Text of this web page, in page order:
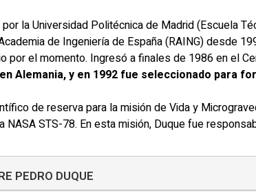
la Universidad Politécnica de Madrid (Escuela
de Ingeniería de España (RAING) desde
por el momento. Ingresó a finales de 1986 en el
Alemania, y en 1992 fue seleccionado para
de reserva para la misión de Vida y
STS-78. En esta misión, Duque fue
PEDRO DUQUE